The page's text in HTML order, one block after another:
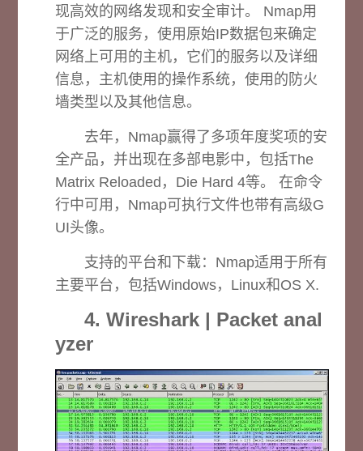
现高效的网络发现和安全审计。 Nmap用
于广泛的服务，使用原始IP数据包来确定
网络上可用的主机，它们的服务以及详细
信息，主机使用的操作系统，使用的防火
墙类型以及其他信息。
去年，Nmap赢得了多项年度奖项的安
全产品，并出现在多部电影中，包括The
Matrix Reloaded，Die Hard 4等。 在命令
行中可用，Nmap可执行文件也带有高级G
UI头像。
支持的平台和下载： Nmap适用于所有
主要平台，包括Windows，Linux和OS X.
4. Wireshark | Packet anal
yzer